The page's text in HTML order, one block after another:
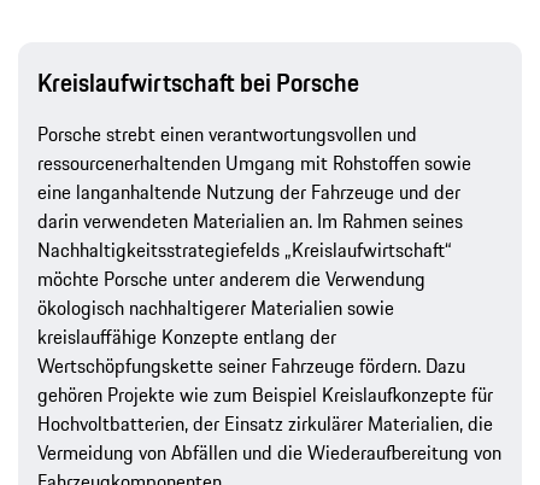
Kreislaufwirtschaft bei Porsche
Porsche strebt einen verantwortungsvollen und
ressourcenerhaltenden Umgang mit Rohstoffen sowie
eine langanhaltende Nutzung der Fahrzeuge und der
darin verwendeten Materialien an. Im Rahmen seines
Nachhaltigkeitsstrategiefelds „Kreislaufwirtschaft“
möchte Porsche unter anderem die Verwendung
ökologisch nachhaltigerer Materialien sowie
kreislauffähige Konzepte entlang der
Wertschöpfungskette seiner Fahrzeuge fördern. Dazu
gehören Projekte wie zum Beispiel Kreislaufkonzepte für
Hochvoltbatterien, der Einsatz zirkulärer Materialien, die
Vermeidung von Abfällen und die Wiederaufbereitung von